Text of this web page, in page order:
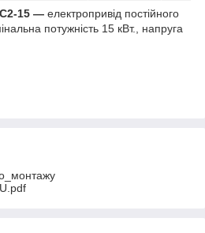
15 ― електропривід постійного
потужність 15 кВт., напруга